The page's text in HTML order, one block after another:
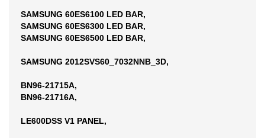
SAMSUNG 60ES6100 LED BAR,
SAMSUNG 60ES6300 LED BAR,
SAMSUNG 60ES6500 LED BAR,
SAMSUNG 2012SVS60_7032NNB_3D,
BN96-21715A,
BN96-21716A,
LE600DSS V1 PANEL,